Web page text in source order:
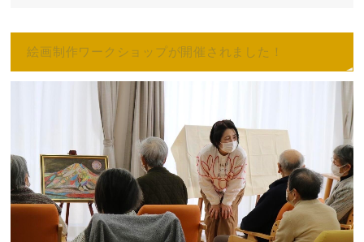
絵画制作ワークショップが開催されました！